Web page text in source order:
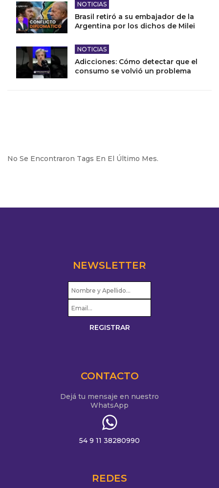
NOTICIAS
Brasil retiró a su embajador de la
Argentina por los dichos de Milei
NOTICIAS
Adicciones: Cómo detectar que el
consumo se volvió un problema
No Se Encontraron Tags En El Último Mes.
NEWSLETTER
CONTACTO
Dejá tu mensaje en nuestro
WhatsApp
54 9 11 38280990
REDES